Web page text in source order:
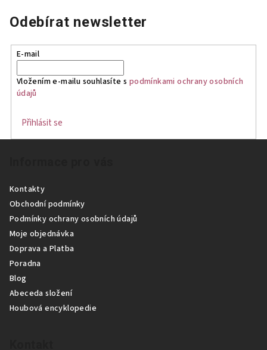
Odebírat newsletter
E-mail
Vložením e-mailu souhlasíte s podmínkami ochrany osobních
údajů
Přihlásit se
Kontakty
Obchodní podmínky
Podmínky ochrany osobních údajů
Moje objednávka
Doprava a Platba
Poradna
Blog
Abeceda složení
Houbová encyklopedie